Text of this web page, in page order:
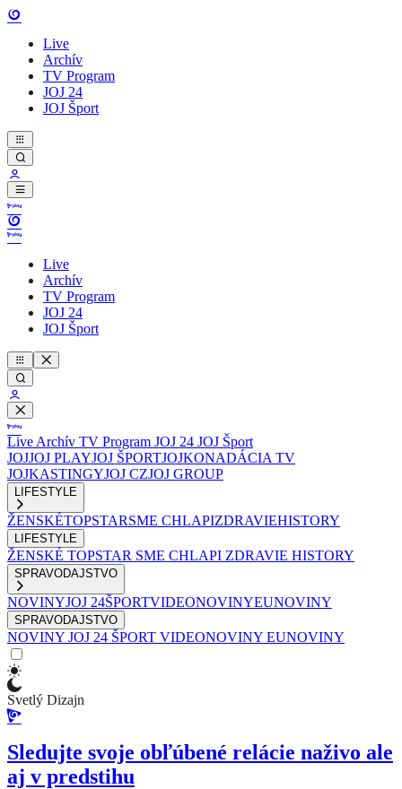
Live
Archív
TV Program
JOJ 24
JOJ Šport
Live
Archív
TV Program
JOJ 24
JOJ Šport
Live Archív TV Program JOJ 24 JOJ Šport
JOJJOJ PLAYJOJ ŠPORTJOJKONADÁCIA TV
JOJKASTINGYJOJ CZJOJ GROUP
LIFESTYLE
ŽENSKÉTOPSTARSME CHLAPIZDRAVIEHISTORY
LIFESTYLE
ŽENSKÉ TOPSTAR SME CHLAPI ZDRAVIE HISTORY
SPRAVODAJSTVO
NOVINYJOJ 24ŠPORTVIDEONOVINYEUNOVINY
SPRAVODAJSTVO
NOVINY JOJ 24 ŠPORT VIDEONOVINY EUNOVINY
Svetlý Dizajn
Sledujte svoje obľúbené relácie naživo ale
aj v predstihu